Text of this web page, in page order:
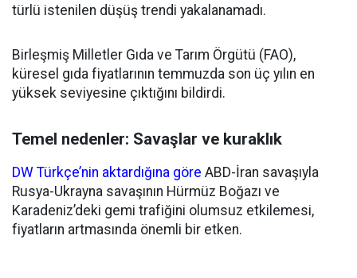
türlü istenilen düşüş trendi yakalanamadı.
Birleşmiş Milletler Gıda ve Tarım Örgütü (FAO),
küresel gıda fiyatlarının temmuzda son üç yılın en
yüksek seviyesine çıktığını bildirdi.
Temel nedenler: Savaşlar ve kuraklık
DW Türkçe’nin aktardığına göre ABD-İran savaşıyla
Rusya-Ukrayna savaşının Hürmüz Boğazı ve
Karadeniz’deki gemi trafiğini olumsuz etkilemesi,
fiyatların artmasında önemli bir etken.